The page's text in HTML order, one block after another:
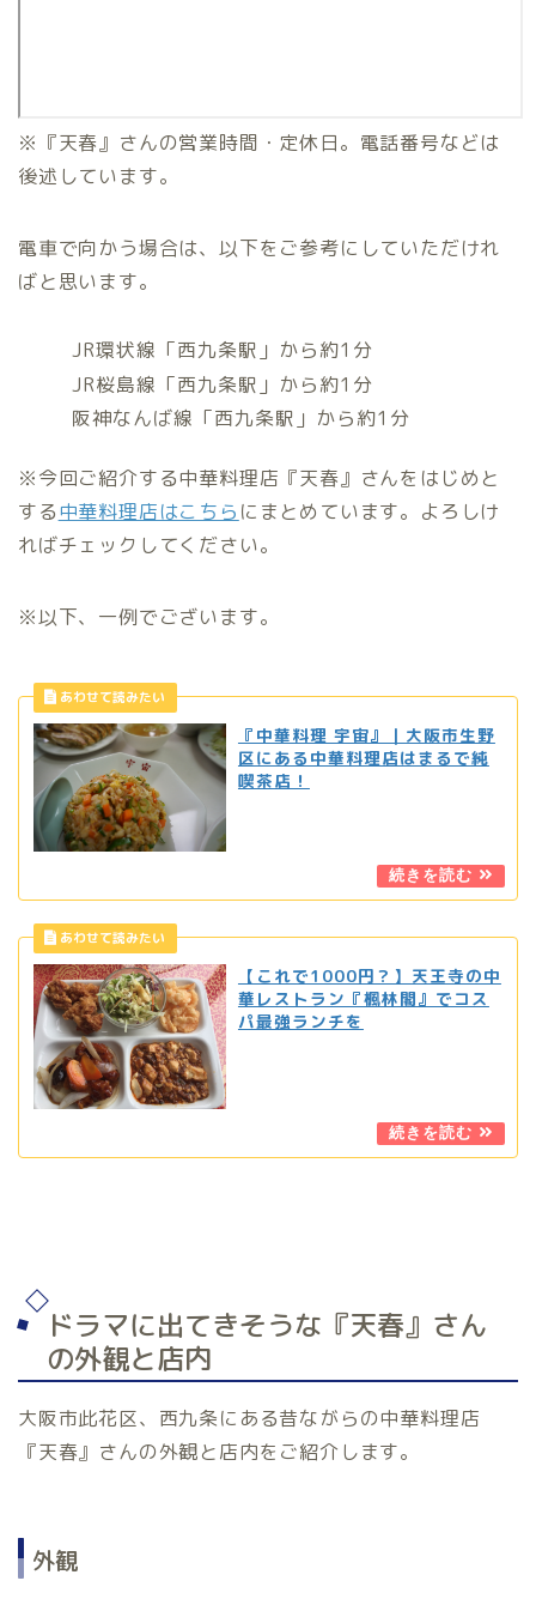
※『天春』さんの営業時間・定休日。電話番号などは
後述しています。
電車で向かう場合は、以下をご参考にしていただけれ
ばと思います。
JR環状線「西九条駅」から約1分
JR桜島線「西九条駅」から約1分
阪神なんば線「西九条駅」から約1分
※今回ご紹介する中華料理店『天春』さんをはじめと
する中華料理店はこちら にまとめています。よろしけ
ればチェックしてください。
※以下、一例でございます。
『中華料理 宇宙』｜大阪市生野
区にある中華料理店はまるで純
喫茶店！
【これで1000円？】天王寺の中
華レストラン『楓林閣』でコス
パ最強ランチを
ドラマに出てきそうな『天春』さん
の外観と店内
大阪市此花区、西九条にある昔ながらの中華料理店
『天春』さんの外観と店内をご紹介します。
外観